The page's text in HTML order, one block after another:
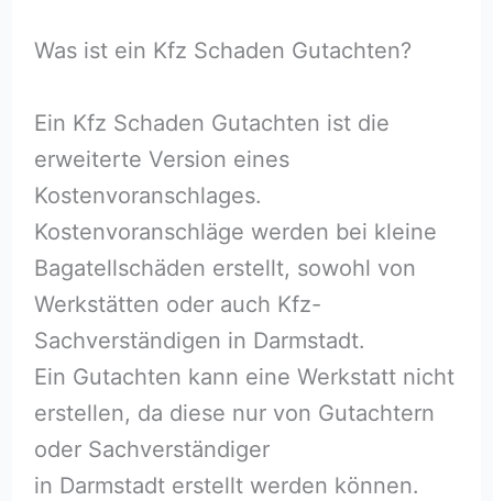
Was ist ein Kfz Schaden Gutachten?
Ein Kfz Schaden Gutachten ist die
erweiterte Version eines
Kostenvoranschlages.
Kostenvoranschläge werden bei kleine
Bagatellschäden erstellt, sowohl von
Werkstätten oder auch Kfz-
Sachverständigen in Darmstadt.
Ein Gutachten kann eine Werkstatt nicht
erstellen, da diese nur von Gutachtern
oder Sachverständiger
in Darmstadt erstellt werden können.